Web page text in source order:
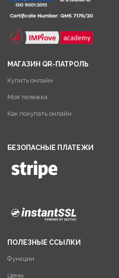
МАГАЗИН QR-ПАТРОЛЬ
Купить онлайн
Моя тележка
Как покупать онлайн
БЕЗОПАСНЫЕ ПЛАТЕЖИ
ПОЛЕЗНЫЕ ССЫЛКИ
Функции
Цены